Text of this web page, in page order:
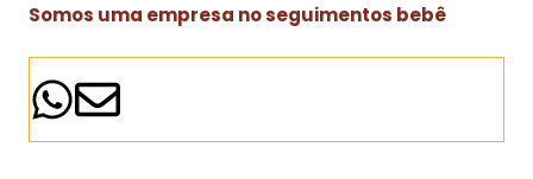
Somos uma empresa no seguimentos bebê